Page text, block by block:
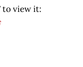
to view it: